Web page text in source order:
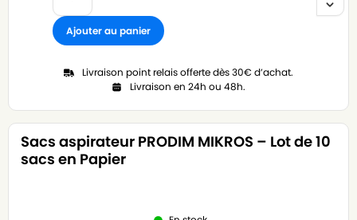
Ajouter au panier
Livraison point relais offerte dès 30€ d’achat.
Livraison en 24h ou 48h.
Sacs aspirateur PRODIM MIKROS – Lot de 10
sacs en Papier